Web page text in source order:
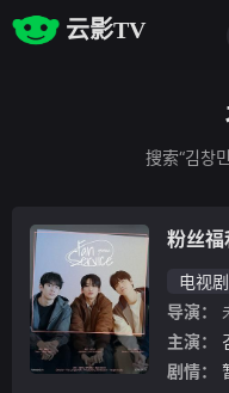
云影TV
搜索“김창
粉丝福
电视剧
导演：
主演：
剧情：